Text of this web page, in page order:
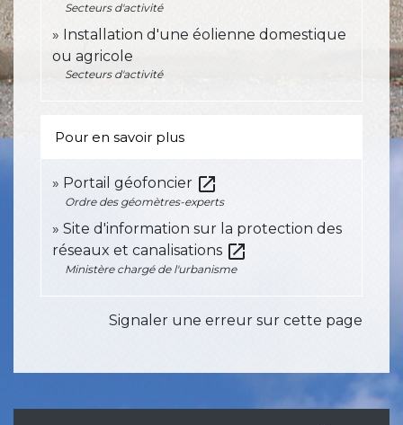
Secteurs d'activité
Installation d'une éolienne domestique
ou agricole
Secteurs d'activité
Pour en savoir plus
Portail géofoncier open_in_new
Ordre des géomètres-experts
Site d'information sur la protection des
réseaux et canalisations open_in_new
Ministère chargé de l'urbanisme
Signaler une erreur sur cette page